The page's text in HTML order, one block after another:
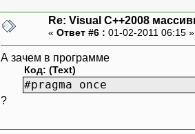
Re: Visual C++2008
« Ответ #6 : 01-02-2011 06:15
А зачем в программе
Код: (Text)
#pragma once
?